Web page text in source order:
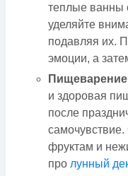
теплые ванны
уделяйте
подавляя их.
эмоции, а
и здоровая
после
фруктам и
про лунный